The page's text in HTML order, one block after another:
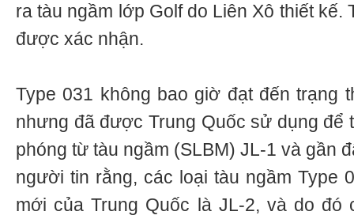
ra tàu ngầm lớp Golf do Liên Xô thiết kế.
được xác nhận.
Type 031 không bao giờ đạt đến trạng
nhưng đã được Trung Quốc sử dụng để
phóng từ tàu ngầm (SLBM) JL-1 và gần
người tin rằng, các loại tàu ngầm Type
mới của Trung Quốc là JL-2, và do đó